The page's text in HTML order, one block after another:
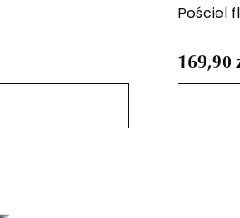
Pościel
169,90